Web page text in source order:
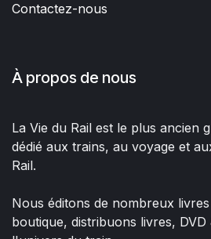
Contactez-nous
À propos de nous
La Vie du Rail est le plus ancien
dédié aux trains, au voyage et
Rail.
Nous éditons de nombreux
boutique, distribuons livres, DVD